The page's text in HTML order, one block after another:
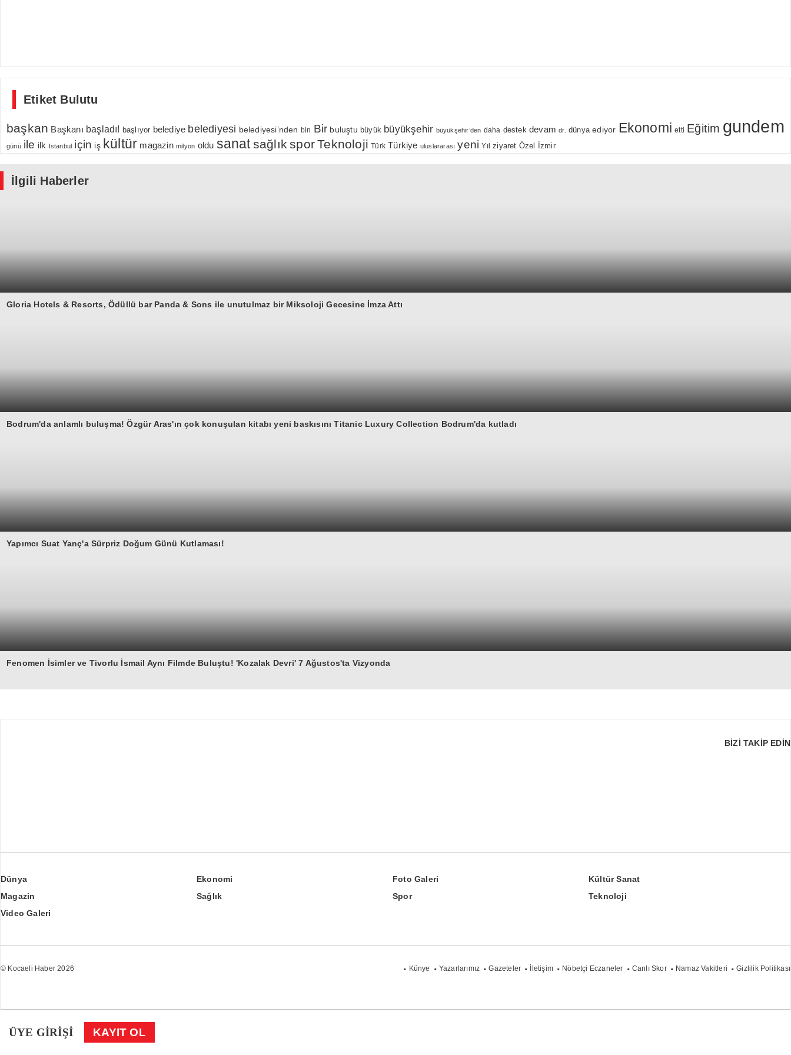
Etiket Bulutu
başkan Başkanı başladı! başlıyor belediye belediyesi belediyesi’nden bin Bir buluştu büyük büyükşehir büyükşehir’den daha destek devam dr. dünya ediyor Ekonomi etti Eğitim gundem
günü ile ilk Istanbul için iş kültür magazin milyon oldu sanatsağlık sporTeknoloji Türk Türkiye uluslararası yeni Yıl ziyaret Özel İzmir
İlgili Haberler
Gloria Hotels & Resorts, Ödüllü bar Panda & Sons ile unutulmaz bir Miksoloji Gecesine İmza Attı
Bodrum'da anlamlı buluşma! Özgür Aras'ın çok konuşulan kitabı yeni baskısını Titanic Luxury Collection Bodrum'da kutladı
Yapımcı Suat Yanç'a Sürpriz Doğum Günü Kutlaması!
Fenomen İsimler ve Tivorlu İsmail Aynı Filmde Buluştu! 'Kozalak Devri' 7 Ağustos'ta Vizyonda
BİZİ TAKİP EDİN
Dünya Ekonomi Foto Galeri
Kültür Sanat
Magazin
Sağlık Spor
Teknoloji
Video Galeri
© Kocaeli Haber 2026 Künye Yazarlarımız Gazeteler İletişim Nöbetçi Eczaneler Canlı Skor Namaz Vakitleri Gizlilik Politikası
ÜYE GİRİŞİ KAYIT OL